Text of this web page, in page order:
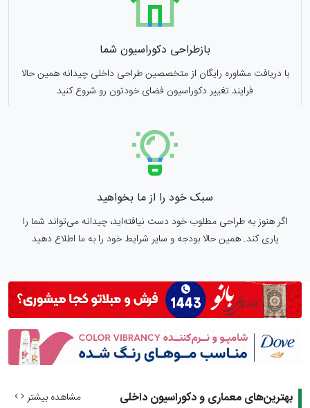
بازطراحی دکوراسیون شما
با دریافت مشاوره رایگان از متخصصین طراحی داخلی چیدانه همین حالا
فرایند تغییر دکوراسیون فضای خودتون رو شروع کنید
سبک خود را از ما بخواهید
اگر هنوز به طراحی مطلوب خود دست نیافته‌اید، چیدانه می‌تواند شما را
یاری کند. همین حالا بودجه و سایر شرایط خود را به ما اطلاع دهید
بهترین‌های معماری و دکوراسیون داخلی مشاهده بیشتر